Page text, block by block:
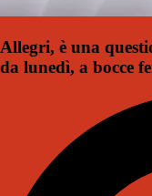
Allegri, è una
da lunedì, a bocce